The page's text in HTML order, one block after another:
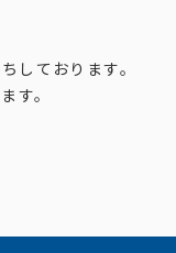
しております。
す。